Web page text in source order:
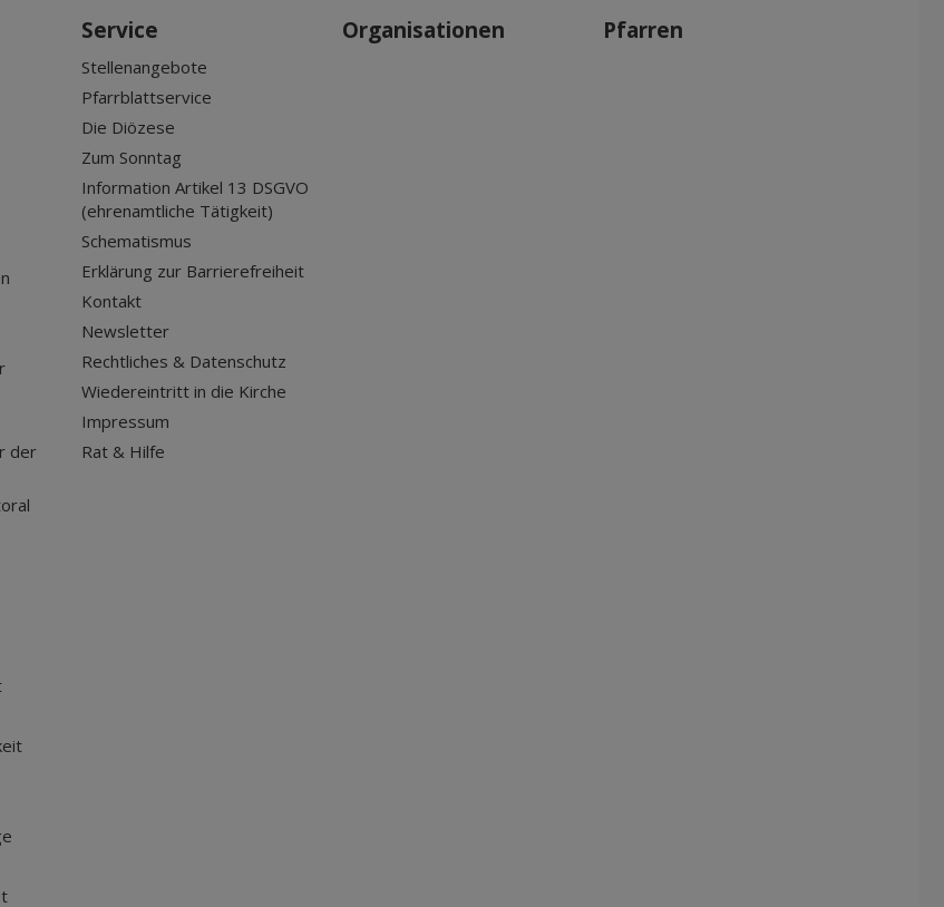
der
Service
Stellenangebote
Pfarrblattservice
Die Diözese
Zum Sonntag
Information Artikel 13 DSGVO
(ehrenamtliche Tätigkeit)
Schematismus
Erklärung zur Barrierefreiheit
Kontakt
Newsletter
Rechtliches & Datenschutz
Wiedereintritt in die Kirche
Impressum
Rat & Hilfe
Organisationen Pfarren